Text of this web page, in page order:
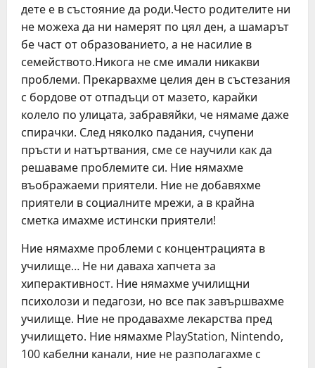
дете е в състояние да роди.Често родителите ни
не можеха да ни намерят по цял ден, а шамарът
бе част от образованието, а не насилие в
семейството.Никога не сме имали никакви
проблеми. Прекарвахме целия ден в състезания
с бордове от отпадъци от мазето, карайки
колело по улицата, забравяйки, че нямаме даже
спирачки. След няколко падания, счупени
пръсти и натъртвания, сме се научили как да
решаваме проблемите си. Ние нямахме
въображаеми приятели. Ние не добавяхме
приятели в социалните мрежи, а в крайна
сметка имахме истински приятели!
Ние нямахме проблеми с концентрацията в
училище… Не ни даваха хапчета за
хиперактивност. Ние нямахме училищни
психолози и педагози, но все пак завършвахме
училище. Ние не продавахме лекарства пред
училището. Ние нямахме PlayStation, Nintendo,
100 кабелни канали, ние не разполагахме с